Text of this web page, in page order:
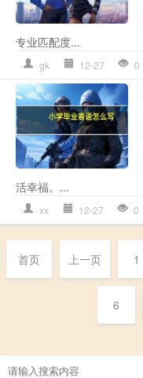
专业匹配度...
gk 12-27 0
活幸福。...
xx 12-27 0
首页 上一页 1
6